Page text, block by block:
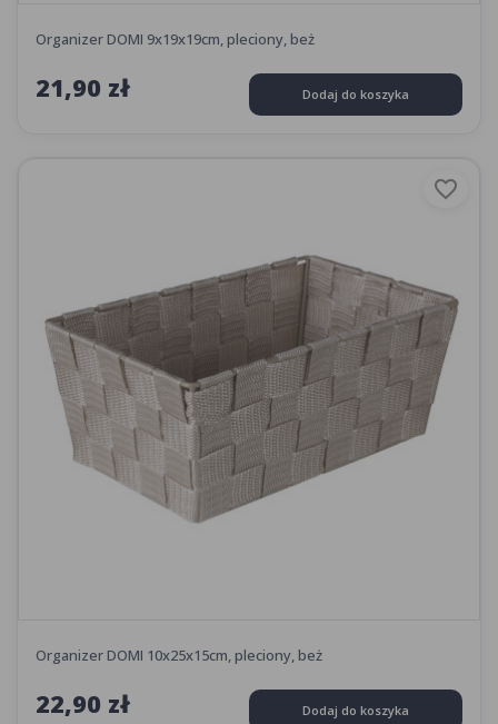
Organizer DOMI 9x19x19cm, pleciony, beż
21,90 zł Dodaj do koszyka
favorite_border
Organizer DOMI 10x25x15cm, pleciony, beż
22,90 zł Dodaj do koszyka